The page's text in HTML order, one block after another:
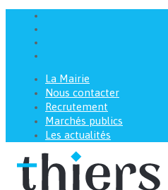
La Mairie
Nous contacter
Recrutement
Marchés publics
Les actualités